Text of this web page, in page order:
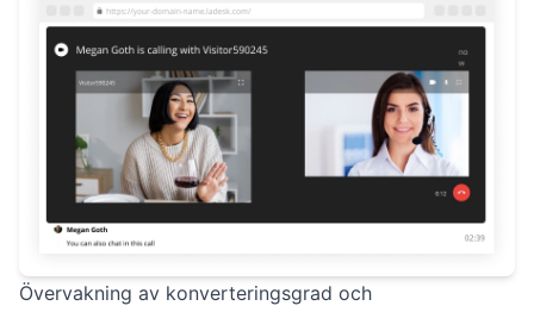
Övervakning av konverteringsgrad och